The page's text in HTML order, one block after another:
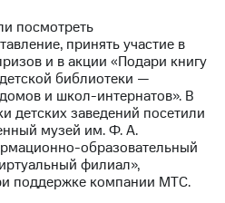
посмотреть
принять участие в
и в акции «Подари книгу
библиотеки —
и школ-интернатов». В
детских заведений посетили
музей им. Ф. А.
образовательный
филиал»,
поддержке компании МТС.